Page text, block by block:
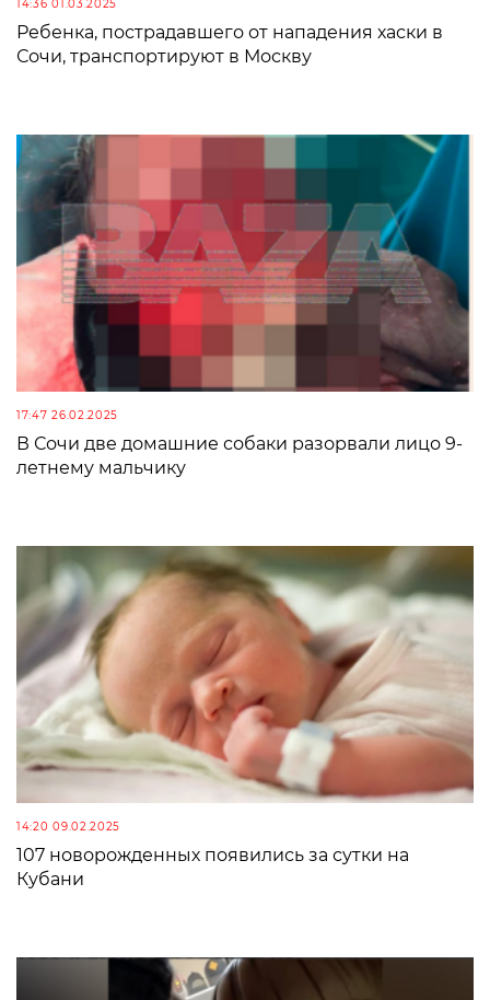
14:36 01.03.2025
Ребенка, пострадавшего от нападения хаски в
Сочи, транспортируют в Москву
17:47 26.02.2025
В Сочи две домашние собаки разорвали лицо 9-
летнему мальчику
14:20 09.02.2025
107 новорожденных появились за сутки на
Кубани